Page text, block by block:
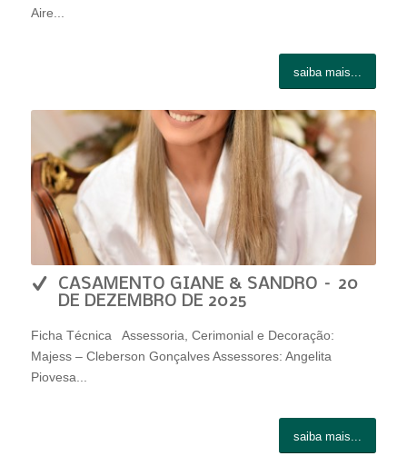
Aire...
saiba mais...
CASAMENTO GIANE & SANDRO – 20
DE DEZEMBRO DE 2025
Ficha Técnica Assessoria, Cerimonial e Decoração:
Majess – Cleberson Gonçalves Assessores: Angelita
Piovesa...
saiba mais...